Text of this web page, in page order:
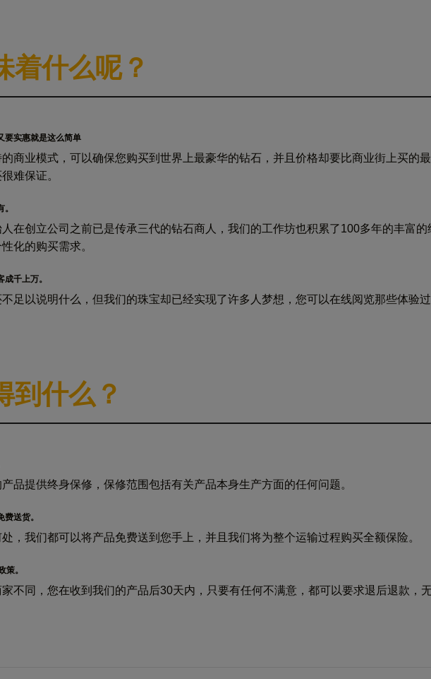
着什么呢？
要实惠就是这么简单
商业模式，可以确保您购买到世界上最豪华的钻石，并且价格却要比商业街上买的
难保证。
在创立公司之前已是传承三代的钻石商人，我们的工作坊也积累了100多年的丰富
化的购买需求。
成千上万。
足以说明什么，但我们的珠宝却已经实现了许多人梦想，您可以在线阅览那些体验
到什么？
品提供终身保修，保修范围包括有关产品本身生产方面的任何问题。
费送货。
，我们都可以将产品免费送到您手上，并且我们将为整个运输过程购买全额保险。
策。
不同，您在收到我们的产品后30天内，只要有任何不满意，都可以要求退后退款，无